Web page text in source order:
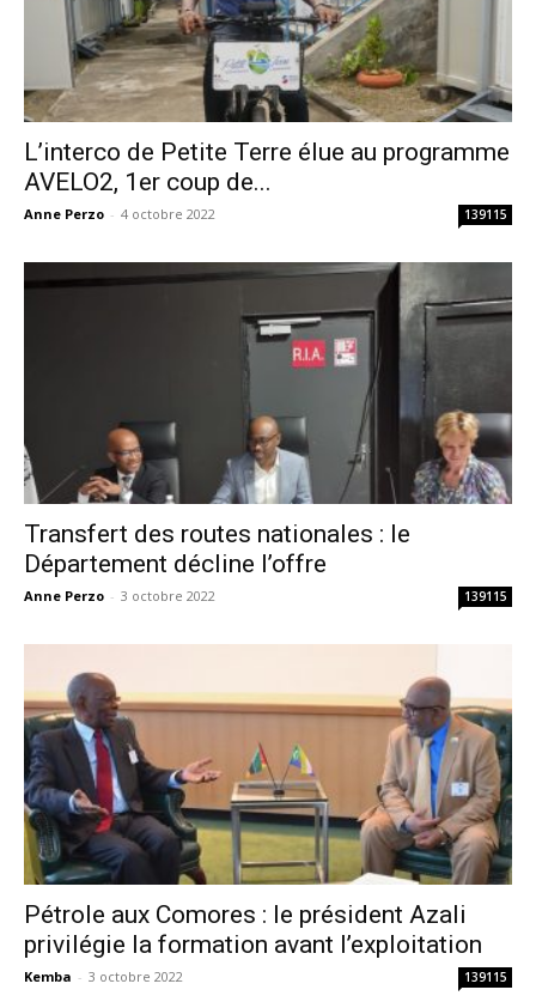
L’interco de Petite Terre élue au programme
AVELO2, 1er coup de...
Anne Perzo - 4 octobre 2022 139115
Transfert des routes nationales : le
Département décline l’offre
Anne Perzo - 3 octobre 2022 139115
Pétrole aux Comores : le président Azali
privilégie la formation avant l’exploitation
Kemba - 3 octobre 2022 139115